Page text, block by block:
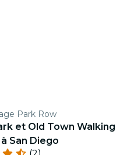
Park Row
et Old Town Walking
San Diego